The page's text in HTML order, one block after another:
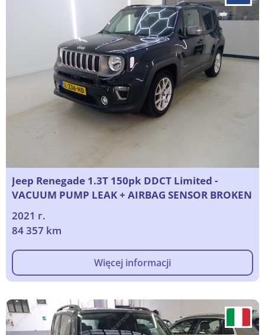
Jeep Renegade 1.3T 150pk DDCT Limited -
VACUUM PUMP LEAK + AIRBAG SENSOR BROKEN
2021 г.
84 357 km
Więcej informacji